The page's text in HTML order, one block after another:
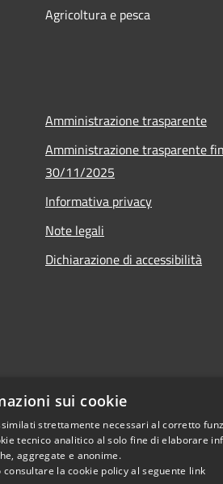
Agricoltura e pesca
Amministrazione trasparente
Amministrazione trasparente
30/11/2025
Informativa privacy
Note legali
Dichiarazione di accessibilità
sui cookie
strettamente necessari al corretto
tecnico analitico al solo fine di elaborare
aggregate e anonime.
la cookie policy al seguente link